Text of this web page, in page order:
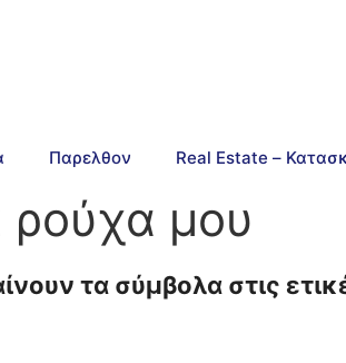
Παρελθον Real Estate –
μου
τα σύμβολα στις